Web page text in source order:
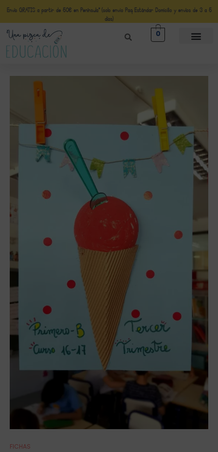
Envío GRATIS a partir de 50€ en Península* (solo envio Paq Estándar Domicilio y envíos de 3 a 5
días)
0
FICHAS